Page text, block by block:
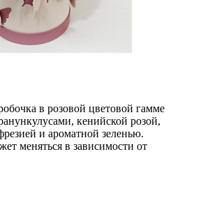
в розовой цветовой гамме
кенийской розой,
и ароматной зеленью.
меняться в зависимости от